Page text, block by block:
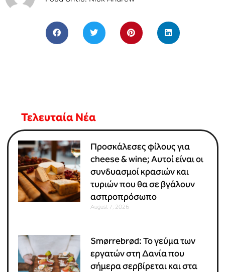
Τελευταία Νέα
Προσκάλεσες φίλους για
cheese & wine; Αυτοί είναι οι
συνδυασμοί κρασιών και
τυριών που θα σε βγάλουν
ασπροπρόσωπο
August 7, 2026
Smørrebrød: Το γεύμα των
εργατών στη Δανία που
σήμερα σερβίρεται και στα